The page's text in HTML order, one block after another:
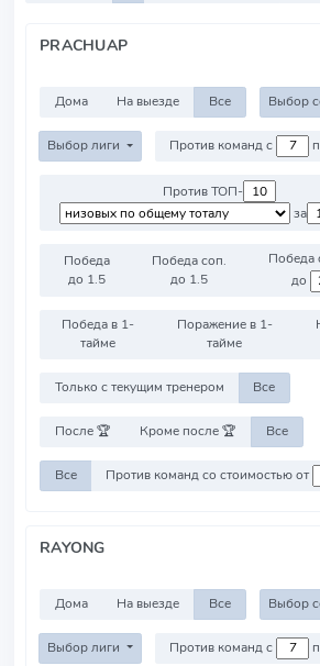
PRACHUAP
Дома На выезде Все Выбор
Выбор лиги Против команд с
Против ТОП-
за
Победа
до 1.5
Победа соп.
до 1.5
до
Победа в 1-
тайме
Поражение в 1-
тайме
Только с текущим тренером Все
После 🏆 Кроме после 🏆 Все
Все Против команд со стоимостью от
RAYONG
Дома На выезде Все Выбор
Выбор лиги Против команд с